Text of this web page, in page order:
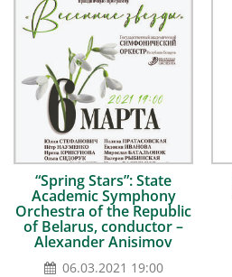
“Spring Stars”: State
Academic Symphony
Orchestra of the Republic
of Belarus, conductor –
Alexander Anisimov
06.03.2021 19:00